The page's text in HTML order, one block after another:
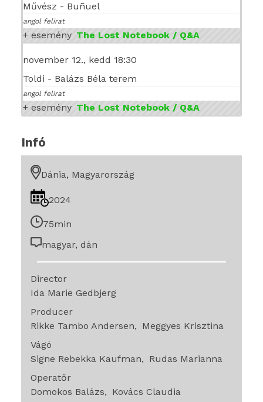
Művész - Buñuel
angol felirat
+ esemény The Lost Notebook / Q&A
november 12., kedd 18:30
Toldi - Balázs Béla terem
angol felirat
+ esemény The Lost Notebook / Q&A
Infó
Dánia, Magyarország
2024
75min
magyar, dán
Director
Ida Marie Gedbjerg
Producer
Rikke Tambo Andersen
Meggyes Krisztina
Vágó
Signe Rebekka Kaufman
Rudas Marianna
Operatőr
Domokos Balázs
Kovács Claudia